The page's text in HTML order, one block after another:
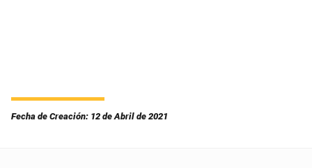
Fecha de Creación: 12 de Abril de 2021